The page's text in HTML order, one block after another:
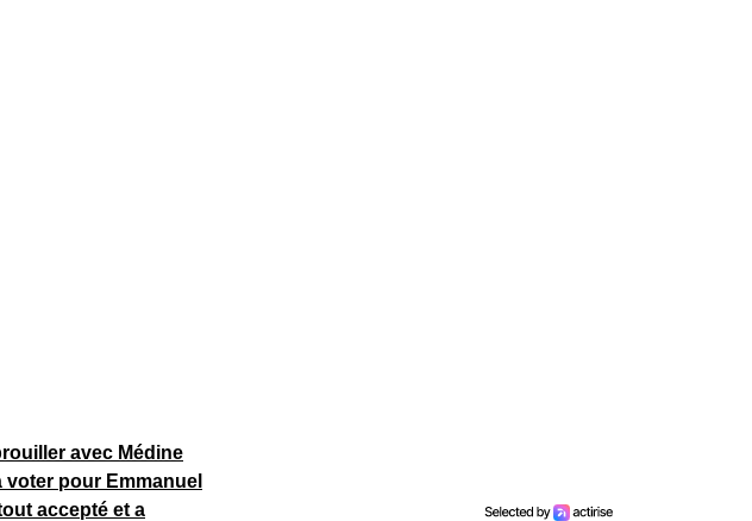
avec Médine
voter pour Emmanuel
accepté et a